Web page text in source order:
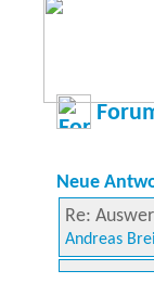
Neue
Re:
Andreas